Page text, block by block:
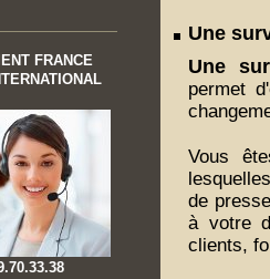
Une
Une
permet
Vous
de
à votre
clients,
FRANCE